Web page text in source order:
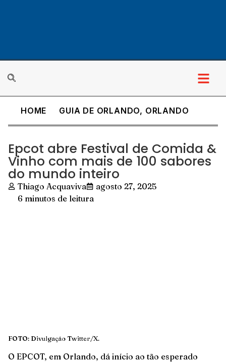
HOME GUIA DE ORLANDO, ORLANDO
Epcot abre Festival de Comida &
Vinho com mais de 100 sabores
do mundo inteiro
Thiago Acquaviva
agosto 27, 2025
6 minutos de leitura
FOTO: Divulgação Twitter/X.
O EPCOT, em Orlando, dá início ao tão esperado